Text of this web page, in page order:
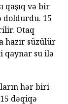
qaşıq və bir
doldurdu. 15
Otaq
hazır süzülür
qaynar su ilə
hər biri
dəqiqə